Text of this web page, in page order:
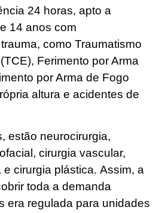
24 horas, apto a
14 anos com
como Traumatismo
Ferimento por Arma
por Arma de Fogo
altura e acidentes de
estão neurocirurgia,
cirurgia vascular,
cirurgia plástica. Assim, a
toda a demanda
era regulada para unidades